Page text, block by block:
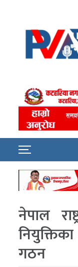
नेपाल
गठन